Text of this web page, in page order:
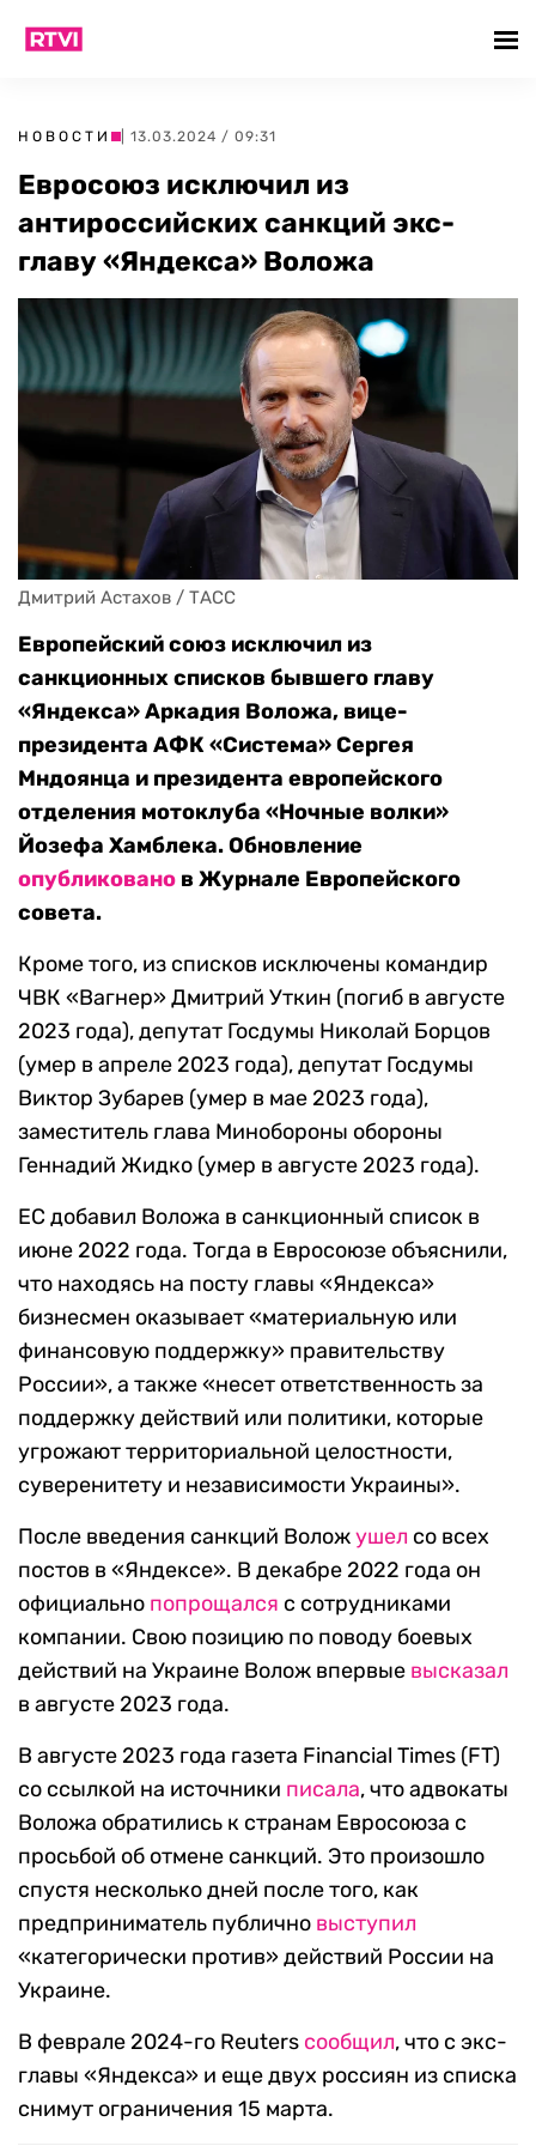
НОВОСТИ | 13.03.2024 / 09:31
Евросоюз исключил из
антироссийских санкций экс-
главу «Яндекса» Воложа
Дмитрий Астахов / ТАСС
Европейский союз исключил из
санкционных списков бывшего главу
«Яндекса» Аркадия Воложа, вице-
президента АФК «Система» Сергея
Мндоянца и президента европейского
отделения мотоклуба «Ночные волки»
Йозефа Хамблека. Обновление
опубликовано в Журнале Европейского
совета.
Кроме того, из списков исключены командир
ЧВК «Вагнер» Дмитрий Уткин (погиб в августе
2023 года), депутат Госдумы Николай Борцов
(умер в апреле 2023 года), депутат Госдумы
Виктор Зубарев (умер в мае 2023 года),
заместитель глава Минобороны обороны
Геннадий Жидко (умер в августе 2023 года).
ЕС добавил Воложа в санкционный список в
июне 2022 года. Тогда в Евросоюзе объяснили,
что находясь на посту главы «Яндекса»
бизнесмен оказывает «материальную или
финансовую поддержку» правительству
России», а также «несет ответственность за
поддержку действий или политики, которые
угрожают территориальной целостности,
суверенитету и независимости Украины».
После введения санкций Воложушел со всех
постов в «Яндексе». В декабре 2022 года он
официально попрощался с сотрудниками
компании. Свою позицию по поводу боевых
действий на Украине Волож впервые высказал
в августе 2023 года.
В августе 2023 года газета Financial Times (FT)
со ссылкой на источники писала, что адвокаты
Воложа обратились к странам Евросоюза с
просьбой об отмене санкций. Это произошло
спустя несколько дней после того, как
предприниматель публично выступил
«категорически против» действий России на
Украине.
В феврале 2024-го Reuters сообщил, что с экс-
главы «Яндекса» и еще двух россиян из списка
снимут ограничения 15 марта.